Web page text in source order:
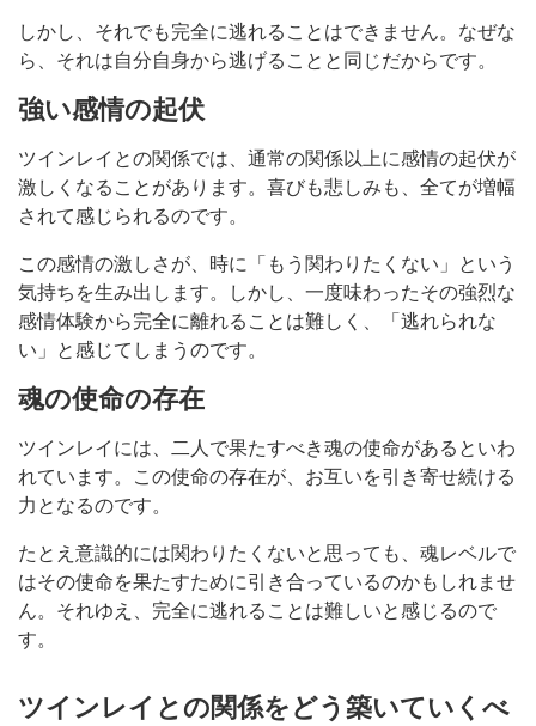
しかし、それでも完全に逃れることはできません。なぜな
ら、それは自分自身から逃げることと同じだからです。
強い感情の起伏
ツインレイとの関係では、通常の関係以上に感情の起伏が
激しくなることがあります。喜びも悲しみも、全てが増幅
されて感じられるのです。
この感情の激しさが、時に「もう関わりたくない」という
気持ちを生み出します。しかし、一度味わったその強烈な
感情体験から完全に離れることは難しく、「逃れられな
い」と感じてしまうのです。
魂の使命の存在
ツインレイには、二人で果たすべき魂の使命があるといわ
れています。この使命の存在が、お互いを引き寄せ続ける
力となるのです。
たとえ意識的には関わりたくないと思っても、魂レベルで
はその使命を果たすために引き合っているのかもしれませ
ん。それゆえ、完全に逃れることは難しいと感じるので
す。
ツインレイとの関係をどう築いていくべ